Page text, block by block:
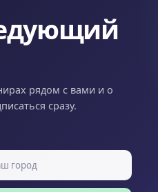
рядом с вами и о
сразу.